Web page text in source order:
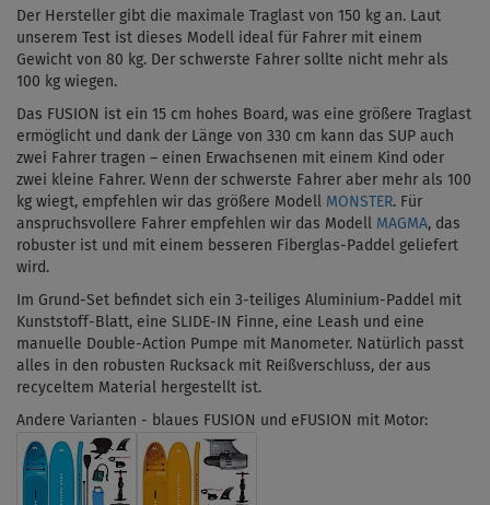
Der Hersteller gibt die maximale Traglast von 150 kg an. Laut
unserem Test ist dieses Modell ideal für Fahrer mit einem
Gewicht von 80 kg. Der schwerste Fahrer sollte nicht mehr als
100 kg wiegen.
Das FUSION ist ein 15 cm hohes Board, was eine größere Traglast
ermöglicht und dank der Länge von 330 cm kann das SUP auch
zwei Fahrer tragen – einen Erwachsenen mit einem Kind oder
zwei kleine Fahrer. Wenn der schwerste Fahrer aber mehr als 100
kg wiegt, empfehlen wir das größere Modell MONSTER. Für
anspruchsvollere Fahrer empfehlen wir das Modell MAGMA, das
robuster ist und mit einem besseren Fiberglas-Paddel geliefert
wird.
Im Grund-Set befindet sich ein 3-teiliges Aluminium-Paddel mit
Kunststoff-Blatt, eine SLIDE-IN Finne, eine Leash und eine
manuelle Double-Action Pumpe mit Manometer. Natürlich passt
alles in den robusten Rucksack mit Reißverschluss, der aus
recyceltem Material hergestellt ist.
Andere Varianten - blaues FUSION und eFUSION mit Motor: